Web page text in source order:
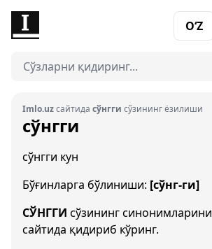
O‘Z
Imlo.uzсайтида сўнгги сўзининг ёзилиши
сўнгги
сўнгги кун
Бўғинларга бўлиниши: [сўнг-ги]
СЎНГГИ сўзининг синонимларини
сайтида қидириб кўринг.